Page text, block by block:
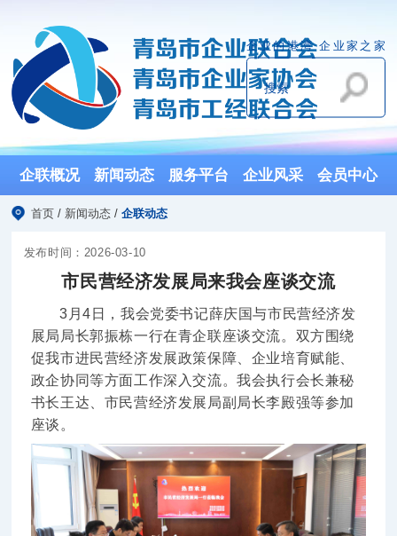
企业的港湾 企业家之家
企联概况 新闻动态 服务平台 企业风采 会员中心
首页 / 新闻动态 /企联动态
发布时间：2026-03-10
市民营经济发展局来我会座谈交流
3月4日，我会党委书记薛庆国与市民营经济发
展局局长郭振栋一行在青企联座谈交流。双方围绕
促我市进民营经济发展政策保障、企业培育赋能、
政企协同等方面工作深入交流。我会执行会长兼秘
书长王达、市民营经济发展局副局长李殿强等参加
座谈。